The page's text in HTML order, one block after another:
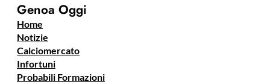
Genoa Oggi
Home
Notizie
Calciomercato
Infortuni
Probabili Formazioni